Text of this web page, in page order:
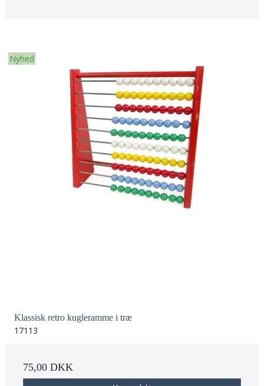
Nyhed
Klassisk retro kugleramme i træ
17113
75,00 DKK